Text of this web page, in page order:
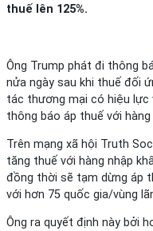
thuế lên 125%.
Ông Trump phát đi thông
nửa ngày sau khi thuế đối
tác thương mại có hiệu lực
thông báo áp thuế với
Trên mạng xã hội Truth
tăng thuế với hàng nhập
đồng thời sẽ tạm dừng áp
với hơn 75 quốc gia/vùng
Ông ra quyết định này bởi